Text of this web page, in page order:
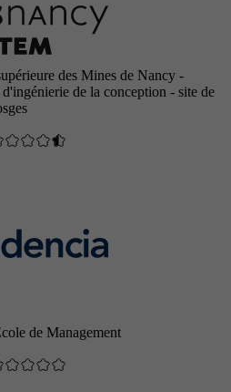
des Mines de Nancy -
de la conception - site de
de Management